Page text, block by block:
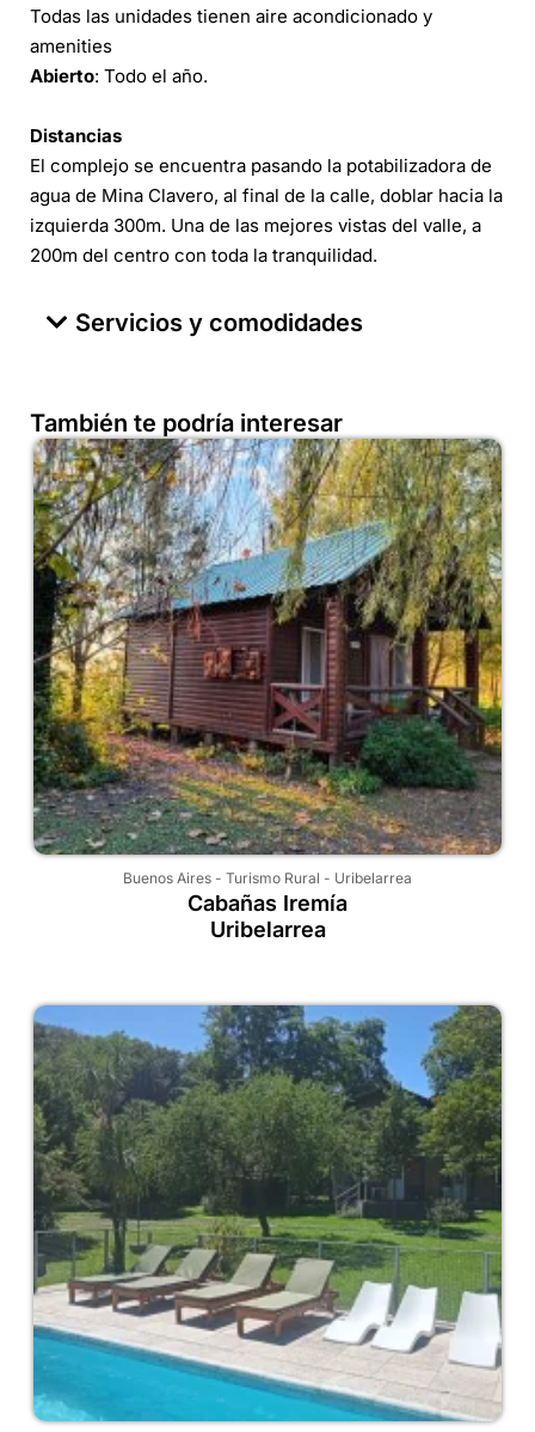
Todas las unidades tienen aire acondicionado y
amenities
Abierto: Todo el año.
Distancias
El complejo se encuentra pasando la potabilizadora de
agua de Mina Clavero, al final de la calle, doblar hacia la
izquierda 300m. Una de las mejores vistas del valle, a
200m del centro con toda la tranquilidad.
Servicios y comodidades
También te podría interesar
Buenos Aires - Turismo Rural - Uribelarrea
Cabañas Iremía
Uribelarrea